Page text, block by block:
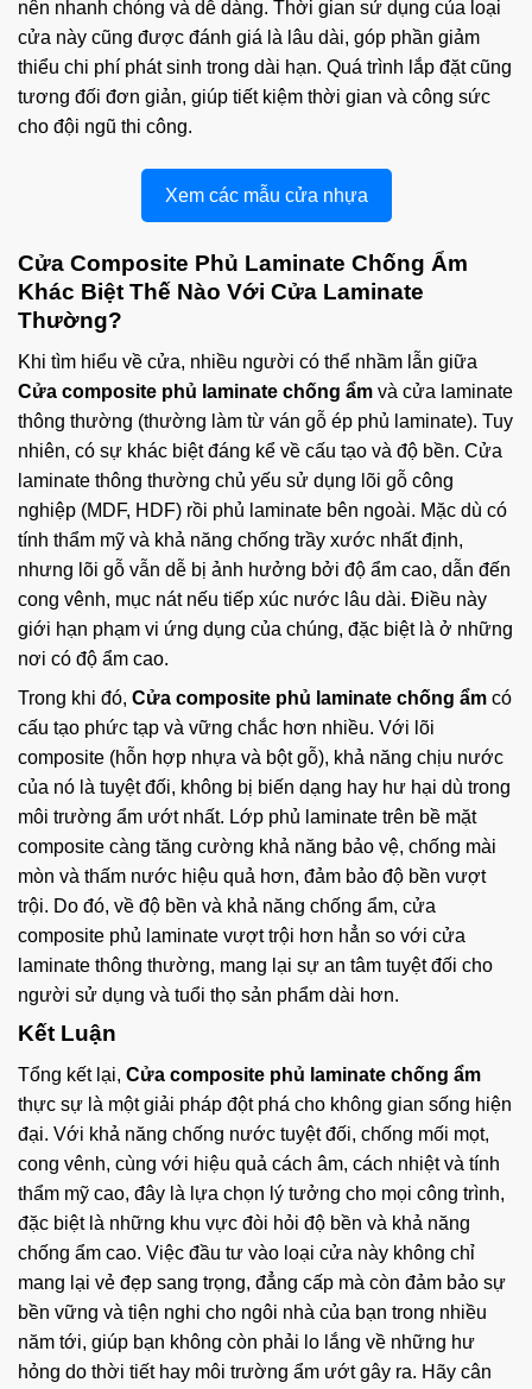
nên nhanh chóng và dễ dàng. Thời gian sử dụng của loại
cửa này cũng được đánh giá là lâu dài, góp phần giảm
thiểu chi phí phát sinh trong dài hạn. Quá trình lắp đặt cũng
tương đối đơn giản, giúp tiết kiệm thời gian và công sức
cho đội ngũ thi công.
Xem các mẫu cửa nhựa
Cửa Composite Phủ Laminate Chống Ẩm
Khác Biệt Thế Nào Với Cửa Laminate
Thường?
Khi tìm hiểu về cửa, nhiều người có thể nhầm lẫn giữa
Cửa composite phủ laminate chống ẩm và cửa laminate
thông thường (thường làm từ ván gỗ ép phủ laminate). Tuy
nhiên, có sự khác biệt đáng kể về cấu tạo và độ bền. Cửa
laminate thông thường chủ yếu sử dụng lõi gỗ công
nghiệp (MDF, HDF) rồi phủ laminate bên ngoài. Mặc dù có
tính thẩm mỹ và khả năng chống trầy xước nhất định,
nhưng lõi gỗ vẫn dễ bị ảnh hưởng bởi độ ẩm cao, dẫn đến
cong vênh, mục nát nếu tiếp xúc nước lâu dài. Điều này
giới hạn phạm vi ứng dụng của chúng, đặc biệt là ở những
nơi có độ ẩm cao.
Trong khi đó, Cửa composite phủ laminate chống ẩm có
cấu tạo phức tạp và vững chắc hơn nhiều. Với lõi
composite (hỗn hợp nhựa và bột gỗ), khả năng chịu nước
của nó là tuyệt đối, không bị biến dạng hay hư hại dù trong
môi trường ẩm ướt nhất. Lớp phủ laminate trên bề mặt
composite càng tăng cường khả năng bảo vệ, chống mài
mòn và thấm nước hiệu quả hơn, đảm bảo độ bền vượt
trội. Do đó, về độ bền và khả năng chống ẩm, cửa
composite phủ laminate vượt trội hơn hẳn so với cửa
laminate thông thường, mang lại sự an tâm tuyệt đối cho
người sử dụng và tuổi thọ sản phẩm dài hơn.
Kết Luận
Tổng kết lại, Cửa composite phủ laminate chống ẩm
thực sự là một giải pháp đột phá cho không gian sống hiện
đại. Với khả năng chống nước tuyệt đối, chống mối mọt,
cong vênh, cùng với hiệu quả cách âm, cách nhiệt và tính
thẩm mỹ cao, đây là lựa chọn lý tưởng cho mọi công trình,
đặc biệt là những khu vực đòi hỏi độ bền và khả năng
chống ẩm cao. Việc đầu tư vào loại cửa này không chỉ
mang lại vẻ đẹp sang trọng, đẳng cấp mà còn đảm bảo sự
bền vững và tiện nghi cho ngôi nhà của bạn trong nhiều
năm tới, giúp bạn không còn phải lo lắng về những hư
hỏng do thời tiết hay môi trường ẩm ướt gây ra. Hãy cân